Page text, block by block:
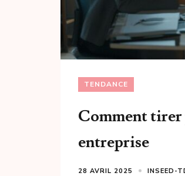
TENDANCE
Comment
entreprise
28 AVRIL 2025 INSEED-